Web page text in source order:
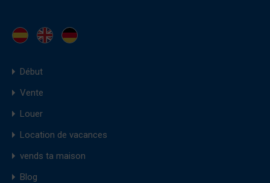
Début
Vente
Louer
Location de vacances
vends ta maison
Blog